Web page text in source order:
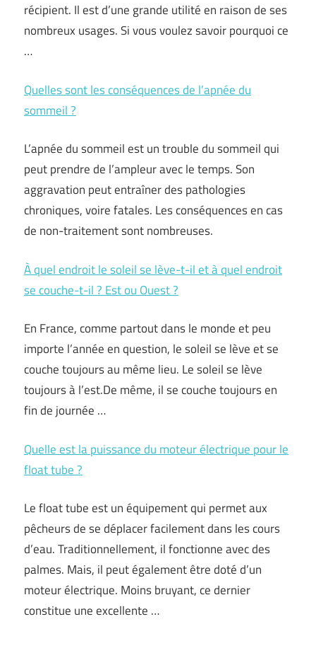
récipient. Il est d’une grande utilité en raison de ses
nombreux usages. Si vous voulez savoir pourquoi ce
…
Quelles sont les conséquences de l’apnée du
sommeil ?
L’apnée du sommeil est un trouble du sommeil qui
peut prendre de l’ampleur avec le temps. Son
aggravation peut entraîner des pathologies
chroniques, voire fatales. Les conséquences en cas
de non-traitement sont nombreuses.
À quel endroit le soleil se lève-t-il et à quel endroit
se couche-t-il ? Est ou Ouest ?
En France, comme partout dans le monde et peu
importe l’année en question, le soleil se lève et se
couche toujours au même lieu. Le soleil se lève
toujours à l’est.De même, il se couche toujours en
fin de journée …
Quelle est la puissance du moteur électrique pour le
float tube ?
Le float tube est un équipement qui permet aux
pêcheurs de se déplacer facilement dans les cours
d’eau. Traditionnellement, il fonctionne avec des
palmes. Mais, il peut également être doté d’un
moteur électrique. Moins bruyant, ce dernier
constitue une excellente …